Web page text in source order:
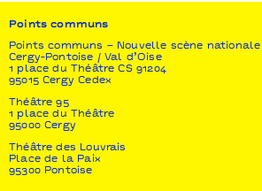
Points communs
Points communs – Nouvelle scène nationale
Cergy-Pontoise / Val d’Oise
1 place du Théâtre CS 91204
95015 Cergy Cedex
Théâtre 95
1 place du Théâtre
95000 Cergy
Théâtre des Louvrais
Place de la Paix
95300 Pontoise